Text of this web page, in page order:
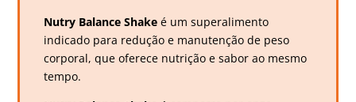
Nutry Balance Shake é um superalimento
indicado para redução e manutenção de peso
corporal, que oferece nutrição e sabor ao mesmo
tempo.